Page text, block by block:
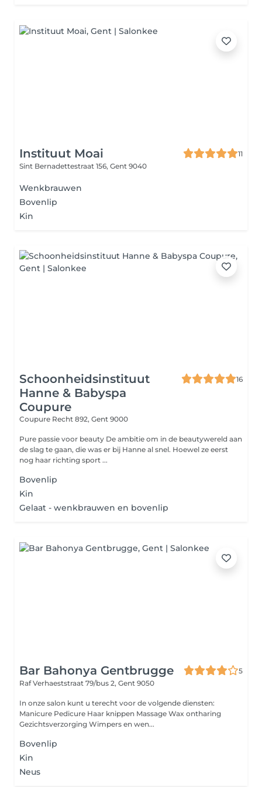
Instituut Moai
11
Sint Bernadettestraat 156, Gent 9040
Wenkbrauwen
Bovenlip
Kin
Schoonheidsinstituut
Hanne & Babyspa
Coupure
16
Coupure Recht 892, Gent 9000
Pure passie voor beauty De ambitie om in de beautywereld aan
de slag te gaan, die was er bij Hanne al snel. Hoewel ze eerst
nog haar richting sport ...
Bovenlip
Kin
Gelaat - wenkbrauwen en bovenlip
Bar Bahonya Gentbrugge
5
Raf Verhaeststraat 79/bus 2, Gent 9050
In onze salon kunt u terecht voor de volgende diensten:
Manicure Pedicure Haar knippen Massage Wax ontharing
Gezichtsverzorging Wimpers en wen...
Bovenlip
Kin
Neus